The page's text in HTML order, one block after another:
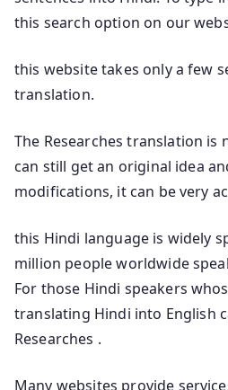
this search option on our
this website takes only a few
translation.
The Researches translation is
can still get an original idea
modifications, it can be very
this Hindi language is widely
million people worldwide
For those Hindi speakers
translating Hindi into English
Researches .
Many websites provide